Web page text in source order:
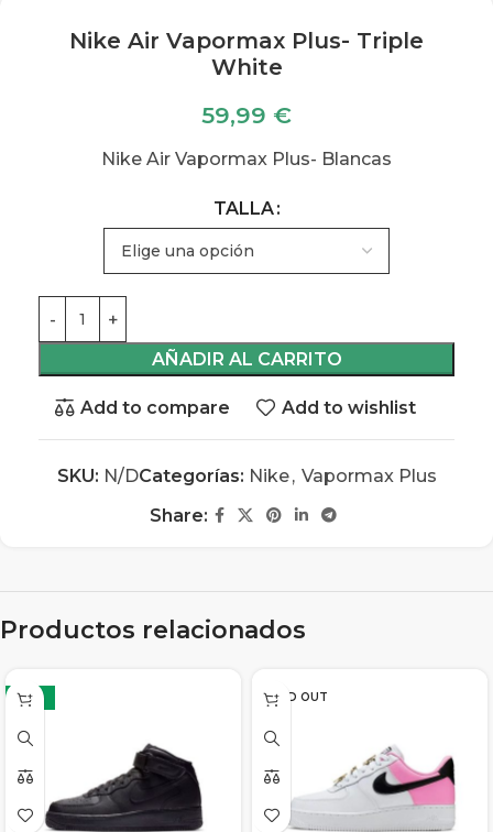
Nike Air Vapormax Plus- Triple
White
59,99 €
Nike Air Vapormax Plus- Blancas
TALLA
AÑADIR AL CARRITO
Add to compare Add to wishlist
SKU: N/DCategorías: Nike, Vapormax Plus
Share:
Productos relacionados
-13% SOLD OUT